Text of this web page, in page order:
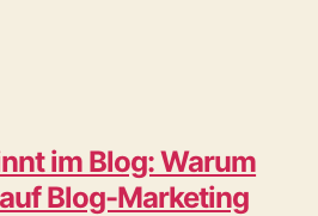
im Blog: Warum
Blog-Marketing